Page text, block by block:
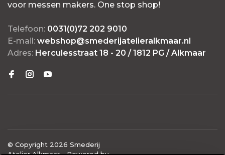
voor messen makers. One stop shop!
Telefoon: 0031(0)72 202 9010
E-mail: webshop@smederijatelieralkmaar.nl
Adres: Herculesstraat 18 - 20 / 1812 PG / Alkmaar
© Copyright 2026 Smederij